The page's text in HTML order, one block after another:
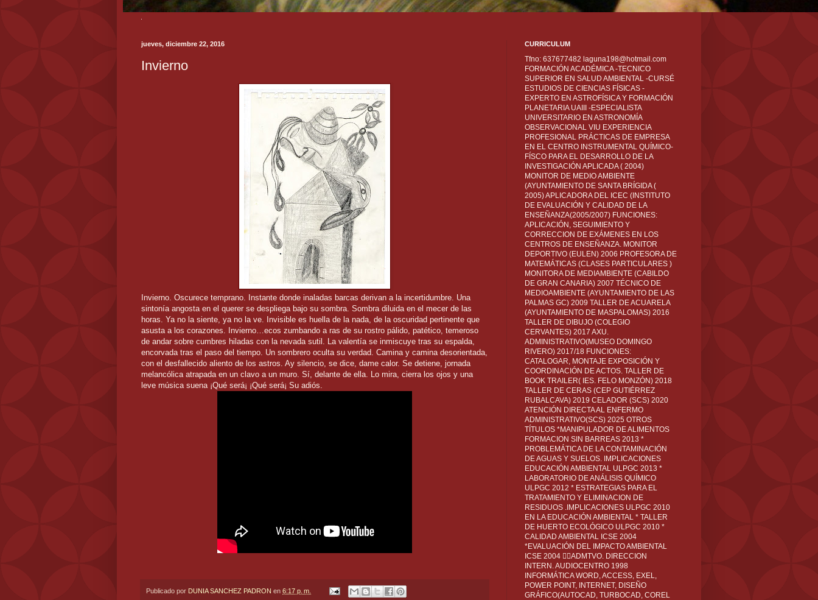
jueves, diciembre 22, 2016
Invierno
Invierno. Oscurece temprano. Instante donde inaladas barcas derivan a la incertidumbre. Una
sintonía angosta en el querer se despliega bajo su sombra. Sombra diluida en el mecer de las
horas. Ya no la siente, ya no la ve. Invisible es huella de la nada, de la oscuridad pertinente que
asusta a los corazones. Invierno…ecos zumbando a ras de su rostro pálido, patético, temeroso
de andar sobre cumbres hiladas con la nevada sutil. La valentía se inmiscuye tras su espalda,
encorvada tras el paso del tiempo. Un sombrero oculta su verdad. Camina y camina desorientada,
con el desfallecido aliento de los astros. Ay silencio, se dice, dame calor. Se detiene, jornada
melancólica atrapada en un clavo a un muro. Sí, delante de ella. Lo mira, cierra los ojos y una
leve música suena ¡Qué será¡ ¡Qué será¡ Su adiós.
Publicado por DUNIA SANCHEZ PADRON en 6:17 p. m.
CURRICULUM
Tfno: 637677482 laguna198@hotmail.com
FORMACIÓN ACADÉMICA -TECNICO
SUPERIOR EN SALUD AMBIENTAL -CURSÉ
ESTUDIOS DE CIENCIAS FÍSICAS -
EXPERTO EN ASTROFÍSICA Y FORMACIÓN
PLANETARIA UAIII -ESPECIALISTA
UNIVERSITARIO EN ASTRONOMÍA
OBSERVACIONAL VIU EXPERIENCIA
PROFESIONAL PRÁCTICAS DE EMPRESA
EN EL CENTRO INSTRUMENTAL QUÍMICO-
FÍSCO PARA EL DESARROLLO DE LA
INVESTIGACIÓN APLICADA ( 2004)
MONITOR DE MEDIO AMBIENTE
(AYUNTAMIENTO DE SANTA BRÍGIDA (
2005) APLICADORA DEL ICEC (INSTITUTO
DE EVALUACIÓN Y CALIDAD DE LA
ENSEÑANZA(2005/2007) FUNCIONES:
APLICACIÓN, SEGUIMIENTO Y
CORRECCION DE EXÁMENES EN LOS
CENTROS DE ENSEÑANZA. MONITOR
DEPORTIVO (EULEN) 2006 PROFESORA DE
MATEMÁTICAS (CLASES PARTICULARES )
MONITORA DE MEDIAMBIENTE (CABILDO
DE GRAN CANARIA) 2007 TÉCNICO DE
MEDIOAMBIENTE (AYUNTAMIENTO DE LAS
PALMAS GC) 2009 TALLER DE ACUARELA
(AYUNTAMIENTO DE MASPALOMAS) 2016
TALLER DE DIBUJO (COLEGIO
CERVANTES) 2017 AXU.
ADMINISTRATIVO(MUSEO DOMINGO
RIVERO) 2017/18 FUNCIONES:
CATALOGAR, MONTAJE EXPOSICIÓN Y
COORDINACIÓN DE ACTOS. TALLER DE
BOOK TRAILER( IES. FELO MONZÓN) 2018
TALLER DE CERAS (CEP GUTIÉRREZ
RUBALCAVA) 2019 CELADOR (SCS) 2020
ATENCIÓN DIRECTA AL ENFERMO
ADMINISTRATIVO(SCS) 2025 OTROS
TÍTULOS *MANIPULADOR DE ALIMENTOS
FORMACION SIN BARREAS 2013 *
PROBLEMÁTICA DE LA CONTAMINACIÓN
DE AGUAS Y SUELOS. IMPLICACIONES
EDUCACIÓN AMBIENTAL ULPGC 2013 *
LABORATORIO DE ANÁLISIS QUÍMICO
ULPGC 2012 * ESTRATEGIAS PARA EL
TRATAMIENTO Y ELIMINACION DE
RESIDUOS .IMPLICACIONES ULPGC 2010
EN LA EDUCACIÓN AMBIENTAL * TALLER
DE HUERTO ECOLÓGICO ULPGC 2010 *
CALIDAD AMBIENTAL ICSE 2004
*EVALUACIÓN DEL IMPACTO AMBIENTAL
ICSE 2004 ADMTVO. DIRECCION
INTERN. AUDIOCENTRO 1998
INFORMÁTICA WORD, ACCESS, EXEL,
POWER POINT, INTERNET, DISEÑO
GRÁFICO(AUTOCAD, TURBOCAD, COREL